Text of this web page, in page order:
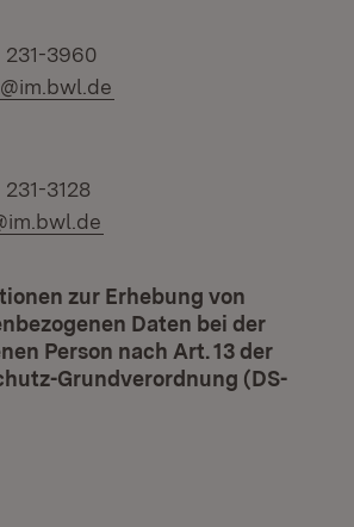
231-3960
3128
zur Erhebung von
Daten bei der
Person nach Art. 13 der
Grundverordnung (DS-